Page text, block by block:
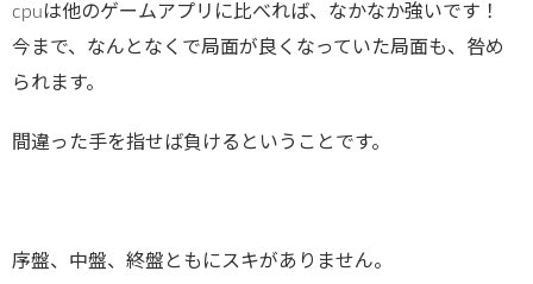
cpuは他のゲームアプリに比べれば、なかなか強いです！
今まで、なんとなくで局面が良くなっていた局面も、咎め
られます。
間違った手を指せば負けるということです。
序盤、中盤、終盤ともにスキがありません。